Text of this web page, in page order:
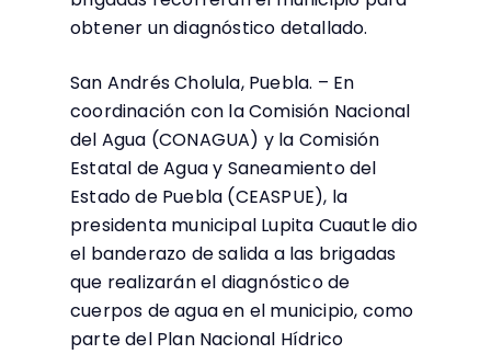
obtener un diagnóstico detallado.
San Andrés Cholula, Puebla. – En
coordinación con la Comisión Nacional
del Agua (CONAGUA) y la Comisión
Estatal de Agua y Saneamiento del
Estado de Puebla (CEASPUE), la
presidenta municipal Lupita Cuautle dio
el banderazo de salida a las brigadas
que realizarán el diagnóstico de
cuerpos de agua en el municipio, como
parte del Plan Nacional Hídrico